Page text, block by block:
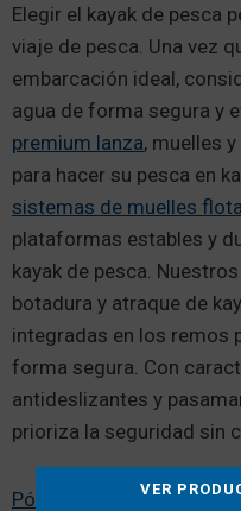
Elegir el kayak de pesca
viaje de pesca. Una vez
embarcación ideal,
agua de forma segura y
premium lanza, muelles
para hacer su pesca en
sistemas de muelles
plataformas estables y
kayak de pesca.
botadura y atraque de
integradas en los remos
forma segura. Con
antideslizantes y
prioriza la seguridad sin
Póngase en contacto
VER